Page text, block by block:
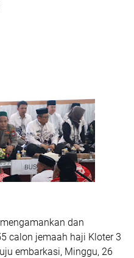
dan
calon jemaah haji Kloter 3
embarkasi, Minggu, 26